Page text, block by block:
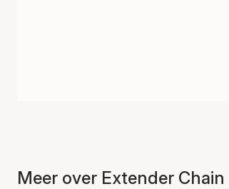
Meer over Extender Chain